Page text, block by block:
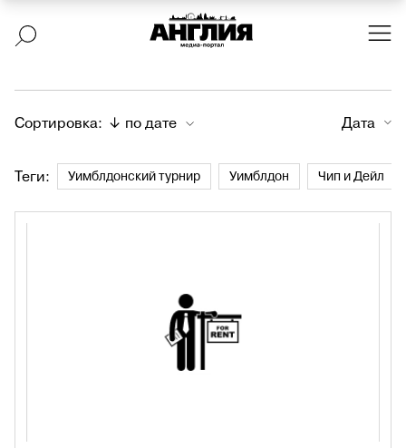
Дата
Теги: Уимблдонский турнир Уимблдон Чип и Дейл
Сортировка: ↓ по дате